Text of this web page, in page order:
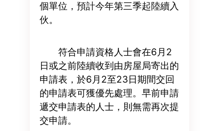
個單位，預計今年第三季起陸續入
伙。
符合申請資格人士會在6月2
日或之前陸續收到由房屋局寄出的
申請表，於6月2至23日期間交回
的申請表可獲優先處理。早前申請
遞交申請表的人士，則無需再次提
交申請。